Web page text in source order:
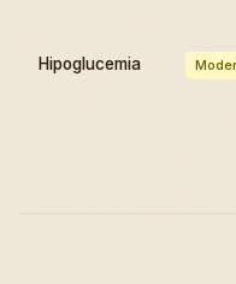
Hipoglucemia